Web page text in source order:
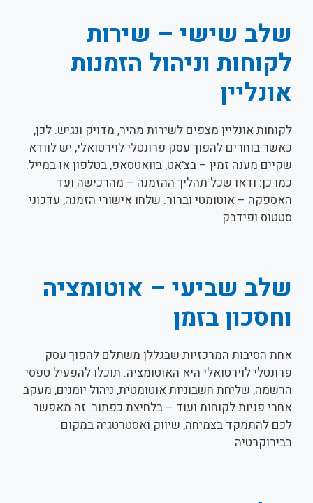
שלב שישי – שירות
לקוחות וניהול הזמנות
אונליין
לקוחות אונליין מצפים לשירות מהיר, מדויק ונגיש. לכן,
כאשר בוחרים להפוך עסק פרונטלי לוירטואלי, יש לוודא
שקיים מענה זמין – בצ'אט, בוואטסאפ, בטלפון או במייל.
כמו כן: ודאו שכל תהליך ההזמנה – מהרכישה ועד
האספקה – אוטומטי וברור. שלחו אישורי הזמנה, עדכוני
סטטוס ופידבק.
שלב שביעי – אוטומציה
וחסכון בזמן
אחת הסיבות המרכזיות שבגללן משתלם להפוך עסק
פרונטלי לוירטואלי היא האוטומציה. תוכלו להפעיל טפסי
הרשמה, שליחת חשבוניות אוטומטית, ניהול יומנים, מעקב
אחרי פניות לקוחות ועוד – בלחיצת כפתור. זה מאפשר
לכם להתמקד בצמיחה, שיווק ואסטרטגיה במקום
בבירוקרטיה.